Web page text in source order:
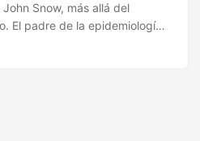
Snow, más allá del
El padre de la epidemiologí
gracias a su